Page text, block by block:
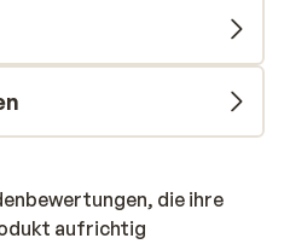
die ihre
aufrichtig